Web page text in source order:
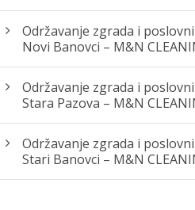
Održavanje zgrada i
Novi Banovci – M&N
Održavanje zgrada i
Stara Pazova – M&N
Održavanje zgrada i
Stari Banovci – M&N